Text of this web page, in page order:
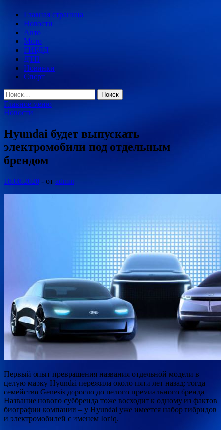
Главная страница
Новости
Авто
Мото
ГИБДД
ДТП
Новинки
Спорт
Найти:
Главное меню
Новости
Hyundai будет выпускать
электромобили под отдельным
брендом
18.08.2020 - от admin
Первый опыт превращения названия отдельной модели в
целую марку Hyundai пережила около пяти лет назад: тогда
семейство Genesis доросло до целого премиального бренда.
Название нового суббренда тоже восходит к одному из фактов
биографии компании – у Hyundai уже имеется набор гибридов
и электромобилей с именем Ioniq.